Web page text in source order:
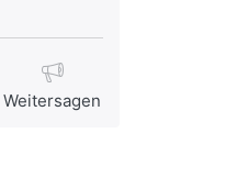
Weitersagen